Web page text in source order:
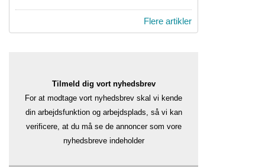
Flere artikler
Tilmeld dig vort nyhedsbrev
For at modtage vort nyhedsbrev skal vi kende
din arbejdsfunktion og arbejdsplads, så vi kan
verificere, at du må se de annoncer som vore
nyhedsbreve indeholder